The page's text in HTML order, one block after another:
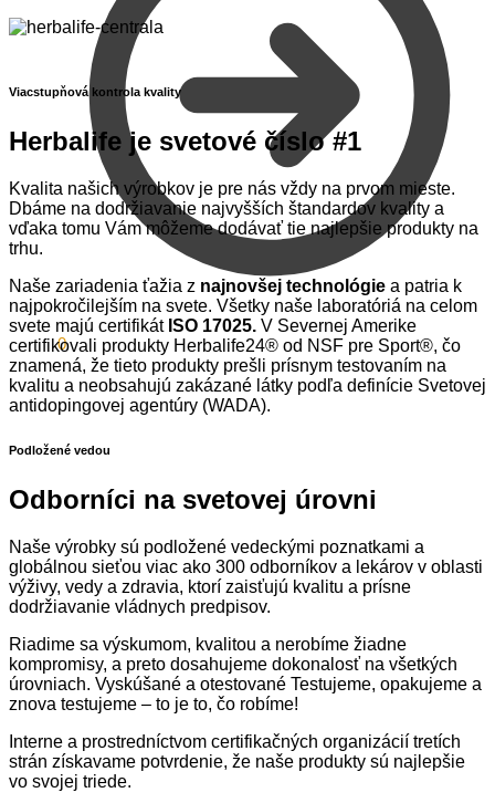
0,00€ 0
Viacstupňová kontrola kvality
Herbalife je svetové číslo #1
Kvalita našich výrobkov je pre nás vždy na prvom mieste.
Dbáme na dodržiavanie najvyšších štandardov kvality a
vďaka tomu Vám môžeme dodávať tie najlepšie produkty na
trhu.
Naše zariadenia ťažia z najnovšej technológie a patria k
najpokročilejším na svete. Všetky naše laboratóriá na celom
svete majú certifikát ISO 17025. V Severnej Amerike
certifikovali produkty Herbalife24® od NSF pre Sport®, čo
znamená, že tieto produkty prešli prísnym testovaním na
kvalitu a neobsahujú zakázané látky podľa definície Svetovej
antidopingovej agentúry (WADA).
Podložené vedou
Odborníci na svetovej úrovni
Naše výrobky sú podložené vedeckými poznatkami a
globálnou sieťou viac ako 300 odborníkov a lekárov v oblasti
výživy, vedy a zdravia, ktorí zaisťujú kvalitu a prísne
dodržiavanie vládnych predpisov.
Riadime sa výskumom, kvalitou a nerobíme žiadne
kompromisy, a preto dosahujeme dokonalosť na všetkých
úrovniach. Vyskúšané a otestované Testujeme, opakujeme a
znova testujeme – to je to, čo robíme!
Interne a prostredníctvom certifikačných organizácií tretích
strán získavame potvrdenie, že naše produkty sú najlepšie
vo svojej triede.